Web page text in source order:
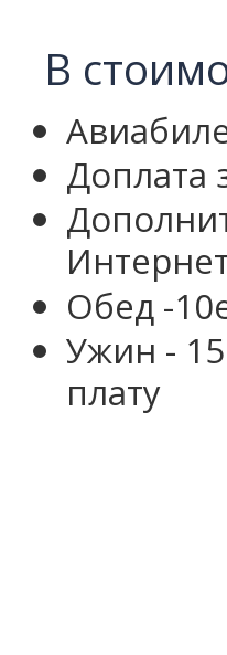
В
Доплата
Обед -
Ужин -
плату